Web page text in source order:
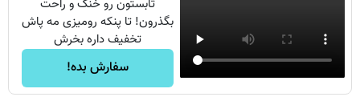
تابستون رو خنک و راحت
بگذرون! تا پنکه رومیزی مه پاش
تخفیف داره بخرش
سفارش بده!